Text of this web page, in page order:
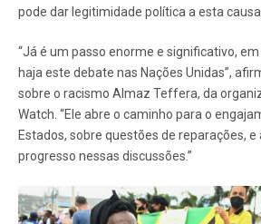
pode dar legitimidade política a esta
“Já é um passo enorme e significativo,
haja este debate nas Nações Unidas”,
sobre o racismo Almaz Teffera, da
Watch. “Ele abre o caminho para o
Estados, sobre questões de reparações,
progresso nessas discussões.”